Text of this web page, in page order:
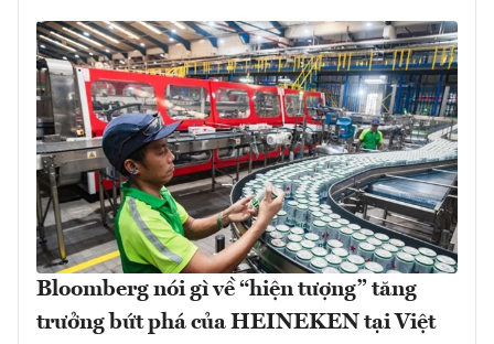
Bloomberg nói gì về “hiện tượng” tăng
trưởng bứt phá của HEINEKEN tại Việt